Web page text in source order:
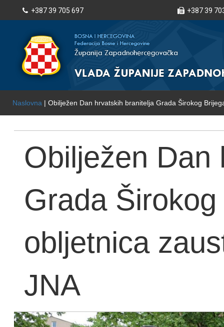
+387 39 705 697 +387 39
Naslovna | Obilježen Dan hrvatskih branitelja Grada Širokog
Obilježen Dan
Grada
obljetnica
JNA